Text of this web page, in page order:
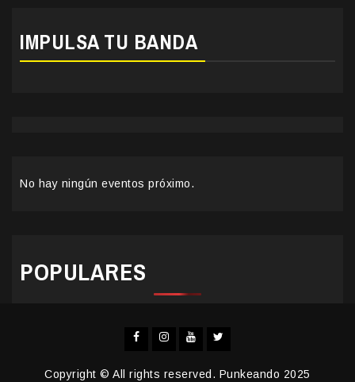
IMPULSA TU BANDA
No hay ningún eventos próximo.
POPULARES
Facebook
Instagram
YouTubeTwitter
Copyright © All rights reserved. Punkeando 2025